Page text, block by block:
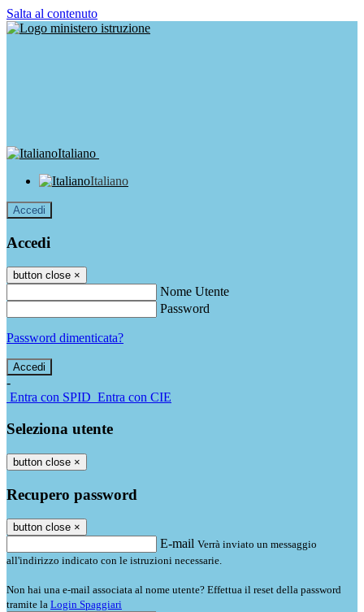
Salta al contenuto
Italiano
Italiano
Accedi
Accedi
button close ×
Nome Utente
Password
Password dimenticata?
-
Entra con SPID Entra con CIE
Seleziona utente
button close ×
Recupero password
button close ×
E-mail Verrà inviato un messaggio
all'indirizzo indicato con le istruzioni necessarie.
Non hai una e-mail associata al nome utente? Effettua il reset della password
tramite la Login Spaggiari